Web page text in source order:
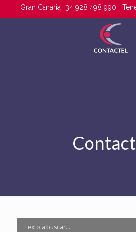
Gran Canaria +34 928 498 990